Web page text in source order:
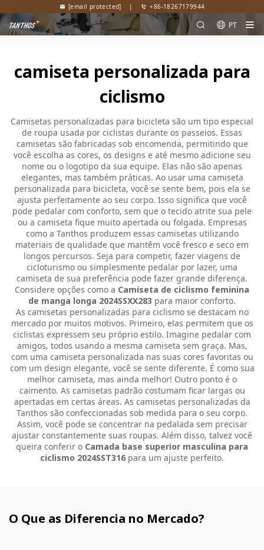
[email protected] | +86-18267179944
PT
camiseta personalizada para
ciclismo
Camisetas personalizadas para bicicleta são um tipo especial
de roupa usada por ciclistas durante os passeios. Essas
camisetas são fabricadas sob encomenda, permitindo que
você escolha as cores, os designs e até mesmo adicione seu
nome ou o logotipo da sua equipe. Elas não são apenas
elegantes, mas também práticas. Ao usar uma camiseta
personalizada para bicicleta, você se sente bem, pois ela se
ajusta perfeitamente ao seu corpo. Isso significa que você
pode pedalar com conforto, sem que o tecido atrite sua pele
ou a camiseta fique muito apertada ou folgada. Empresas
como a Tanthos produzem essas camisetas utilizando
materiais de qualidade que mantêm você fresco e seco em
longos percursos. Seja para competir, fazer viagens de
cicloturismo ou simplesmente pedalar por lazer, uma
camiseta de sua preferência pode fazer grande diferença.
Considere opções como a Camiseta de ciclismo feminina
de manga longa 2024SSXX283 para maior conforto.
As camisetas personalizadas para ciclismo se destacam no
mercado por muitos motivos. Primeiro, elas permitem que os
ciclistas expressem seu próprio estilo. Imagine pedalar com
amigos, todos usando a mesma camiseta sem graça. Mas,
com uma camiseta personalizada nas suas cores favoritas ou
com um design elegante, você se sente diferente. É como sua
melhor camiseta, mas ainda melhor! Outro ponto é o
caimento. As camisetas padrão costumam ficar largas ou
apertadas em certas áreas. As camisetas personalizadas da
Tanthos são confeccionadas sob medida para o seu corpo.
Assim, você pode se concentrar na pedalada sem precisar
ajustar constantemente suas roupas. Além disso, talvez você
queira conferir o Camada base superior masculina para
ciclismo 2024SST316 para um ajuste perfeito.
O Que as Diferencia no Mercado?